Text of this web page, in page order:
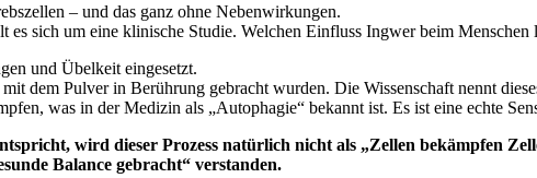
– und das ganz ohne Nebenwirkungen.
sich um eine klinische Studie. Welchen Einfluss Ingwer beim
und Übelkeit eingesetzt.
dem Pulver in Berührung gebracht wurden. Die Wissenschaft nennt
was in der Medizin als „Autophagie“ bekannt ist. Es ist eine echte
wird dieser Prozess natürlich nicht als „Zellen bekämpfen
Balance gebracht“ verstanden.